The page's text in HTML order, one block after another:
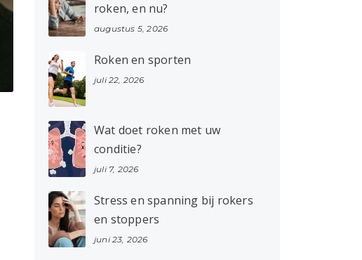
roken, en nu?
augustus 5, 2026
Roken en sporten
juli 22, 2026
Wat doet roken met uw
conditie?
juli 7, 2026
Stress en spanning bij rokers
en stoppers
juni 23, 2026